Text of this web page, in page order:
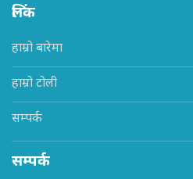
लिंक
हाम्रो बारेमा
हाम्रो टोली
सम्पर्क
सम्पर्क